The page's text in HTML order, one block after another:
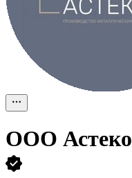
ООО Астеко